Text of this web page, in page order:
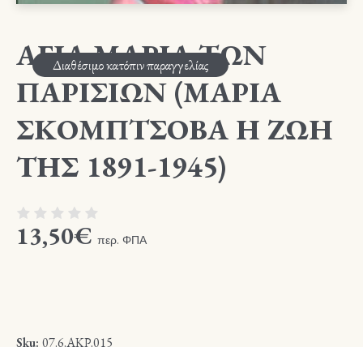
ΑΓΙΑ ΜΑΡΙΑ ΤΩΝ
ΠΑΡΙΣΙΩΝ (ΜΑΡΙΑ
ΣΚΟΜΠΤΣΟΒΑ Η ΖΩΗ
ΤΗΣ 1891-1945)
13,50€ περ. ΦΠΑ
Sku: 07.6.ΑΚΡ.015
Διαθέσιμο κατόπιν παραγγελίας